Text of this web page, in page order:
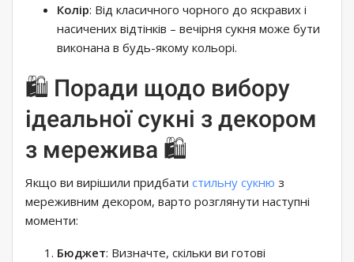
Колір: Від класичного чорного до яскравих і
насичених відтінків – вечірня сукня може бути
виконана в будь-якому кольорі.
🛍️ Поради щодо вибору
ідеальної сукні з декором
з мережива 🛍️
Якщо ви вирішили придбати стильну сукню з
мереживним декором, варто розглянути наступні
моменти:
Бюджет: Визначте, скільки ви готові